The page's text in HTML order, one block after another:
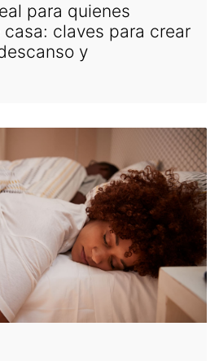
para quienes
claves para crear
y